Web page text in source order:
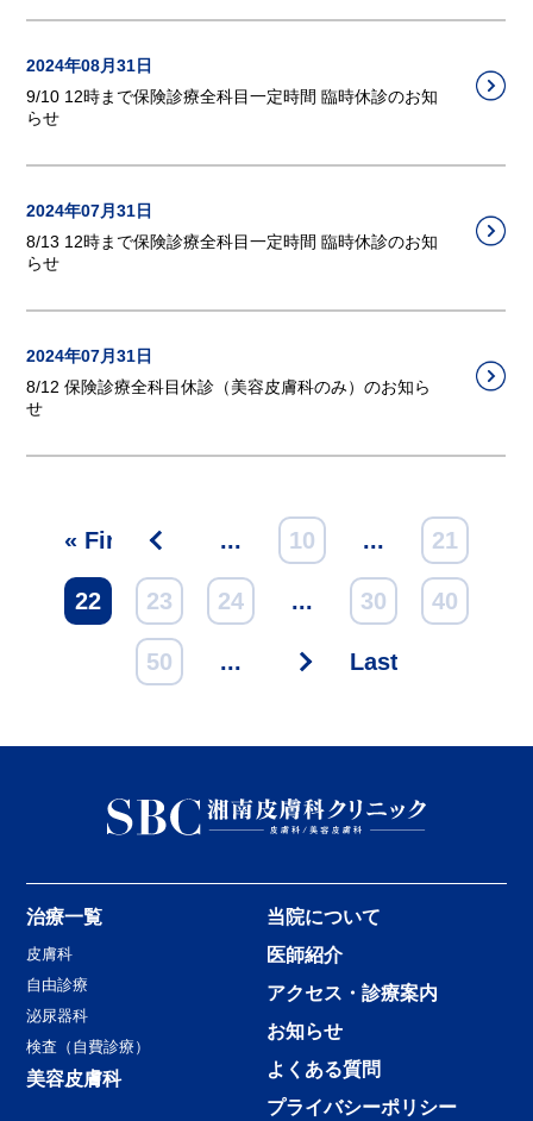
2024年08月31日
9/10 12時まで保険診療全科目一定時間 臨時休診のお知
らせ
2024年07月31日
8/13 12時まで保険診療全科目一定時間 臨時休診のお知
らせ
2024年07月31日
8/12 保険診療全科目休診（美容皮膚科のみ）のお知ら
せ
« First ... 10 ... 21
22 23 24 ... 30 40
50 ... Last »
治療一覧
皮膚科
自由診療
泌尿器科
検査（自費診療）
美容皮膚科
当院について
医師紹介
アクセス・診療案内
お知らせ
よくある質問
プライバシーポリシー